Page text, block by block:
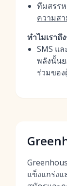
ทีมสรรห
ความส
ทำไมเราถึ
SMS แ
พลังนั้น
ร่วมขอ
แข็งแกร่ง